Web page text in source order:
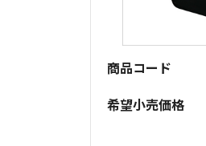
商品コード
希望小売価格